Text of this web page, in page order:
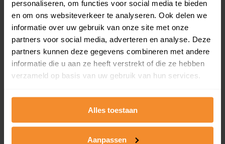
personaliseren, om functies voor social media te bieden
en om ons websiteverkeer te analyseren. Ook delen we
informatie over uw gebruik van onze site met onze
partners voor social media, adverteren en analyse. Deze
partners kunnen deze gegevens combineren met andere
informatie die u aan ze heeft verstrekt of die ze hebben
verzameld op basis van uw gebruik van hun services.
Alles toestaan
Aanpassen
T/m 1945
16%
2008 of later
8%